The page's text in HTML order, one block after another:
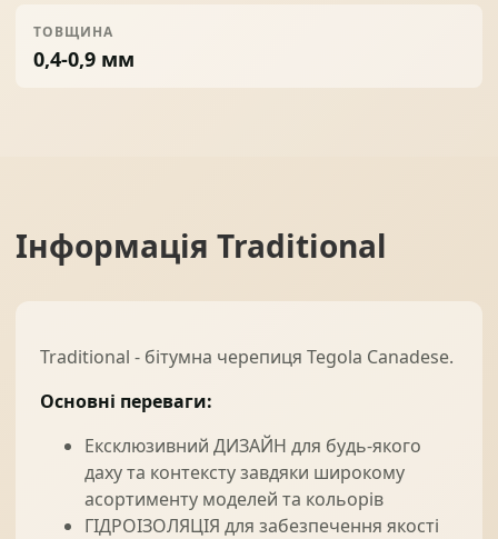
ТОВЩИНА
0,4-0,9 мм
Інформація Traditional
Traditional - бітумна черепиця Tegola Canadese.
Основні переваги:
Ексклюзивний ДИЗАЙН для будь-якого
даху та контексту завдяки широкому
асортименту моделей та кольорів
ГІДРОІЗОЛЯЦІЯ для забезпечення якості